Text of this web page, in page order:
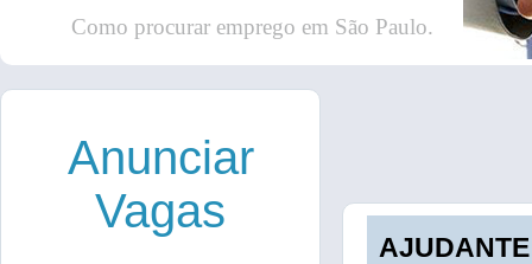
Como procurar emprego em São Paulo.
Anunciar
Vagas